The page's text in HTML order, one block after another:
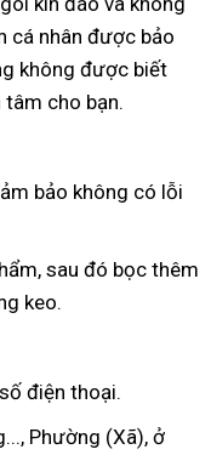
cá nhân được bảo
không được biết
cho bạn.
bảo không có lỗi
sau đó bọc thêm
keo.
điện thoại.
Phường (Xã), ở